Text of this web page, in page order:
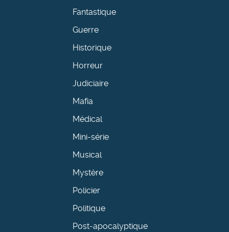
Fantastique
Guerre
Historique
Horreur
Judiciaire
Mafia
Médical
Mini-série
Musical
Mystère
Policier
Politique
Post-apocalyptique